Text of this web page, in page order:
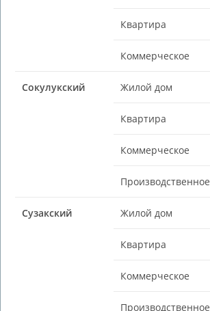
Квартира
Коммерческое
Сокулукский Жилой дом
Квартира
Коммерческое
Производственное
Сузакский Жилой дом
Квартира
Коммерческое
Производственное